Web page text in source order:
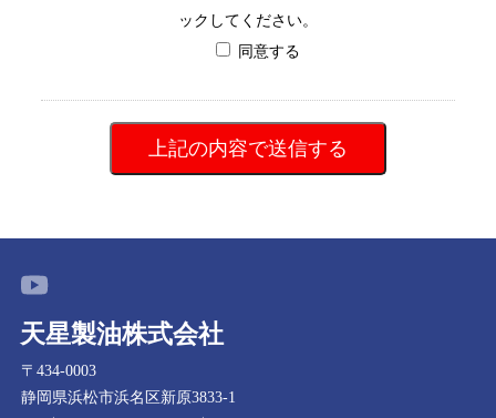
ックしてください。
同意する
天星製油株式会社
〒434-0003
静岡県浜松市浜名区新原3833-1